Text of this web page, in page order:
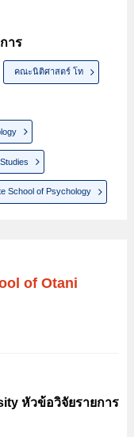
าร
คณะนิติศาสตร์ โท
School of Psychology
of Otani
หัวข้อวิจัยรายการ